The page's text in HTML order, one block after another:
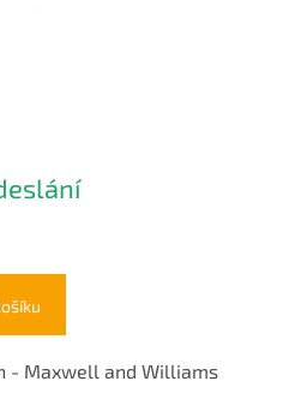
- Maxwell and Williams